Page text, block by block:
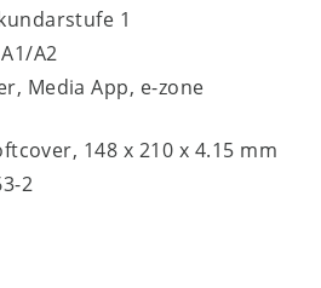
1
A1/A2
Media App, e-zone
148 x 210 x 4.15 mm
2